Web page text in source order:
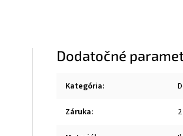
Dodatočné
Kategória:
Záruka: